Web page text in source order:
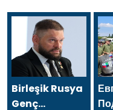
Birleşik Rusya
Genç